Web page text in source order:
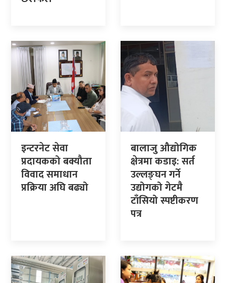
इन्टरनेट सेवा
प्रदायकको बक्यौता
विवाद समाधान
प्रक्रिया अघि बढ्यो
बालाजु औद्योगिक
क्षेत्रमा कडाइ: सर्त
उल्लङ्घन गर्ने
उद्योगको गेटमै
टाँसियो स्पष्टीकरण
पत्र